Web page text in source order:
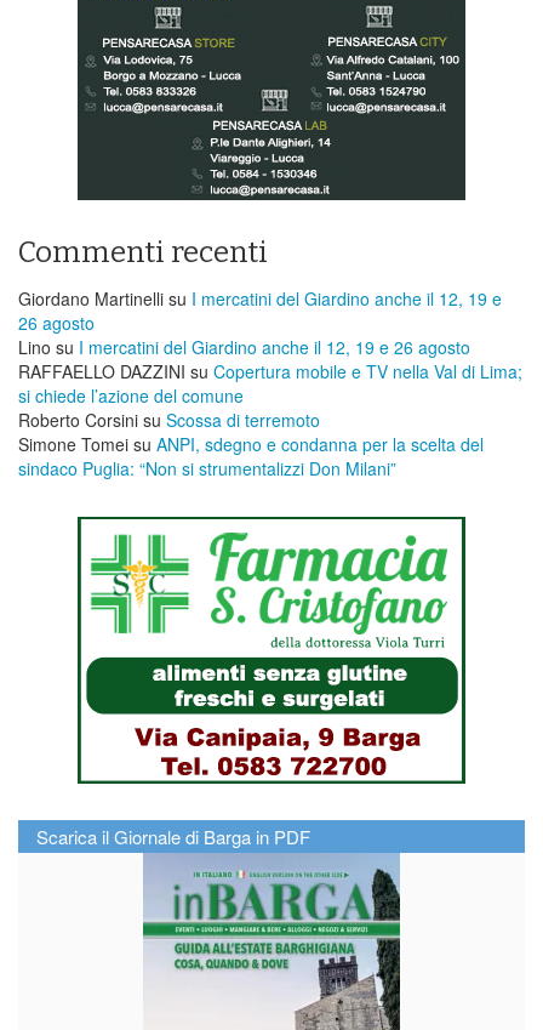
Commenti recenti
Giordano Martinelli su I mercatini del Giardino anche il 12, 19 e
26 agosto
Lino su I mercatini del Giardino anche il 12, 19 e 26 agosto
RAFFAELLO DAZZINI su ​Copertura mobile e TV nella Val di Lima;
si chiede l’azione del comune
Roberto Corsini su Scossa di terremoto
Simone Tomei su ANPI, sdegno e condanna per la scelta del
sindaco Puglia: “Non si strumentalizzi Don Milani”
Scarica il Giornale di Barga in PDF